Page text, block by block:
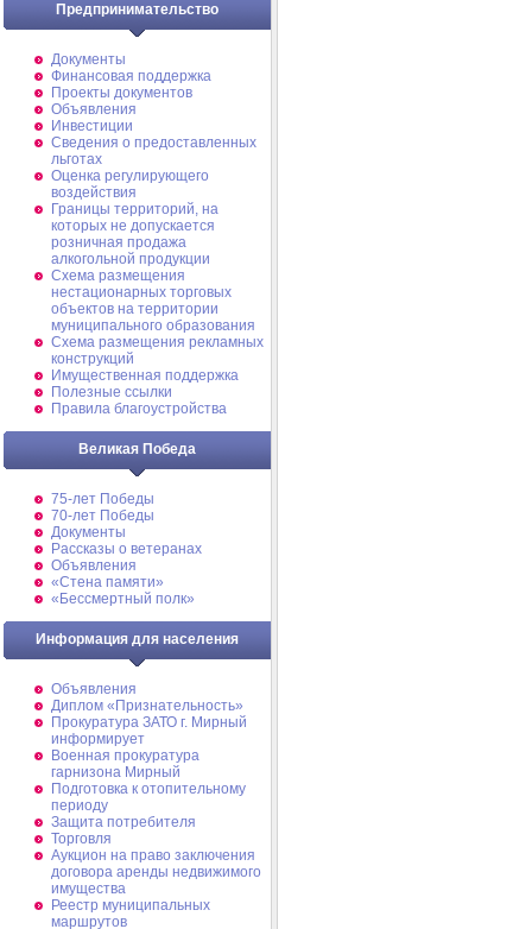
Предпринимательство
Документы
Финансовая поддержка
Проекты документов
Объявления
Инвестиции
Сведения о предоставленных
льготах
Оценка регулирующего
воздействия
Границы территорий, на
которых не допускается
розничная продажа
алкогольной продукции
Схема размещения
нестационарных торговых
объектов на территории
муниципального образования
Схема размещения рекламных
конструкций
Имущественная поддержка
Полезные ссылки
Правила благоустройства
Великая Победа
75-лет Победы
70-лет Победы
Документы
Рассказы о ветеранах
Объявления
«Стена памяти»
«Бессмертный полк»
Информация для населения
Объявления
Диплом «Признательность»
Прокуратура ЗАТО г. Мирный
информирует
Военная прокуратура
гарнизона Мирный
Подготовка к отопительному
периоду
Защита потребителя
Торговля
Аукцион на право заключения
договора аренды недвижимого
имущества
Реестр муниципальных
маршрутов